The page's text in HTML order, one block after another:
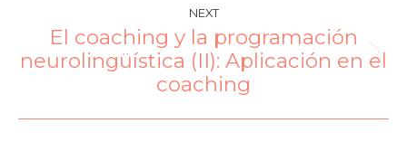
NEXT
El coaching y la programación
neurolingüística (II): Aplicación en el
coaching